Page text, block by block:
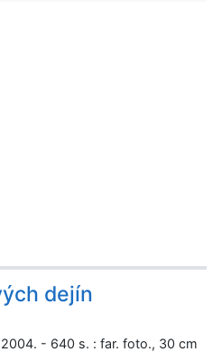
dejín
2004. - 640 s. : far. foto., 30 cm